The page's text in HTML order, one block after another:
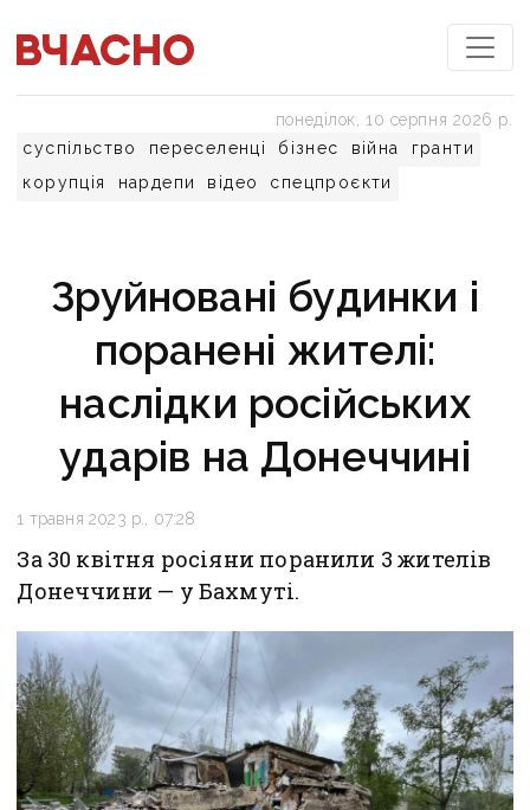
суспільство переселенці бізнес війна
гранти
корупція
нардепи відео спецпроєкти
понеділок, 10 серпня 2026 р.
Зруйновані будинки і
поранені жителі:
наслідки російських
ударів на Донеччині
1 травня 2023 р., 07:28
За 30 квітня росіяни поранили 3 жителів
Донеччини — у Бахмуті.